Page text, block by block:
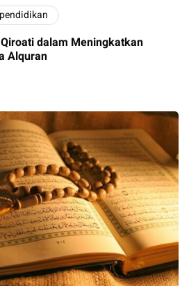
pendidikan
dalam Meningkatkan
Alquran